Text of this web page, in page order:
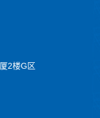
2楼G区